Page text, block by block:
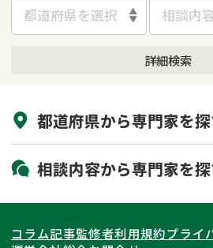
贈与
相続
不動
産)
不動
相続
調査
都道府県を選択 相談内
詳細検索
初回相談無料
都道府県から専門家を
北海道・東北
北海道 青
関東
相談内容から専門家を
相続登記
遺産
コラム記事監修者利用規約プライ